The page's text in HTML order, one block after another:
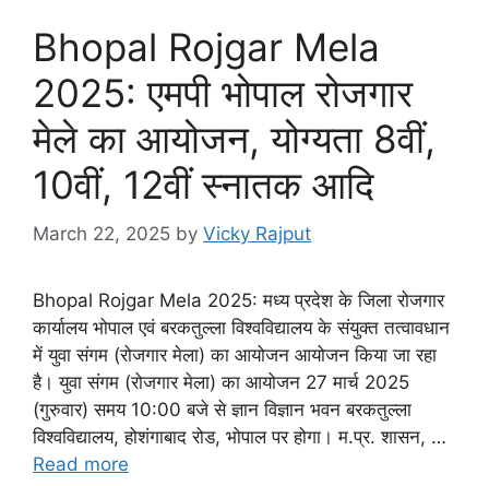
Bhopal Rojgar Mela
2025: एमपी भोपाल रोजगार
मेले का आयोजन, योग्यता 8वीं,
10वीं, 12वीं स्नातक आदि
March 22, 2025 by Vicky Rajput
Bhopal Rojgar Mela 2025: मध्य प्रदेश के जिला रोजगार
कार्यालय भोपाल एवं बरकतुल्ला विश्वविद्यालय के संयुक्त तत्वावधान
में युवा संगम (रोजगार मेला) का आयोजन आयोजन किया जा रहा
है। युवा संगम (रोजगार मेला) का आयोजन 27 मार्च 2025
(गुरुवार) समय 10:00 बजे से ज्ञान विज्ञान भवन बरकतुल्ला
विश्वविद्यालय, होशंगाबाद रोड, भोपाल पर होगा। म.प्र. शासन, …
Read more